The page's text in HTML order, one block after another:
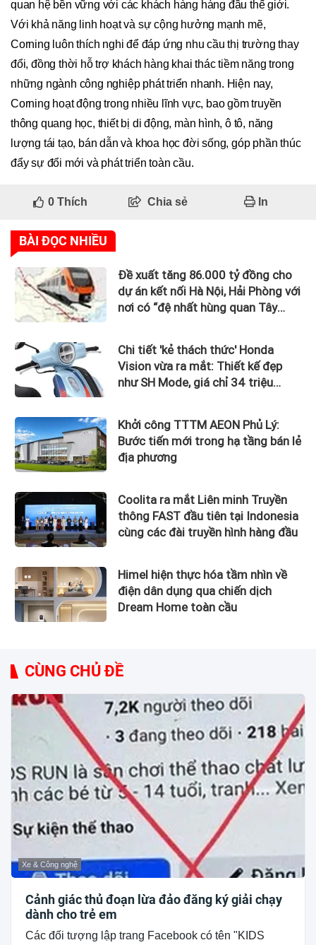
quan hệ bền vững với các khách hàng hàng đầu thế giới.
Với khả năng linh hoạt và sự cộng hưởng mạnh mẽ,
Corning luôn thích nghi để đáp ứng nhu cầu thị trường thay
đổi, đồng thời hỗ trợ khách hàng khai thác tiềm năng trong
những ngành công nghiệp phát triển nhanh. Hiện nay,
Corning hoạt động trong nhiều lĩnh vực, bao gồm truyền
thông quang học, thiết bị di động, màn hình, ô tô, năng
lượng tái tạo, bán dẫn và khoa học đời sống, góp phần thúc
đẩy sự đổi mới và phát triển toàn cầu.
0Thích Chia sẻ In
BÀI ĐỌC NHIỀU
Đề xuất tăng 86.000 tỷ đồng cho
dự án kết nối Hà Nội, Hải Phòng với
nơi có “đệ nhất hùng quan Tây
Chi tiết 'kẻ thách thức' Honda
Vision vừa ra mắt: Thiết kế đẹp
như SH Mode, giá chỉ 34 triệu
Khởi công TTTM AEON Phủ Lý:
Bước tiến mới trong hạ tầng bán lẻ
địa phương
Coolita ra mắt Liên minh Truyền
thông FAST đầu tiên tại Indonesia
cùng các đài truyền hình hàng đầu
Himel hiện thực hóa tầm nhìn về
điện dân dụng qua chiến dịch
Dream Home toàn cầu
CÙNG CHỦ ĐỀ
Xe & Công nghệ
Cảnh giác thủ đoạn lừa đảo đăng ký giải chạy
dành cho trẻ em
Các đối tượng lập trang Facebook có tên "KIDS